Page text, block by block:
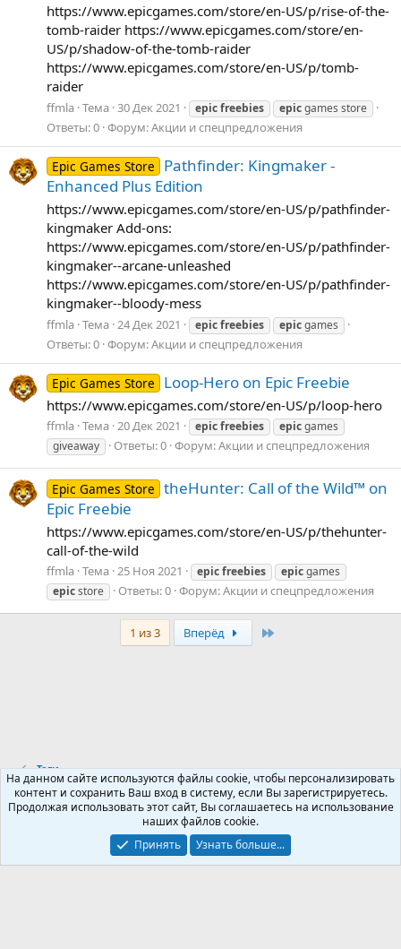
https://www.epicgames.com/store/en-US/p/rise-of-the-
tomb-raider https://www.epicgames.com/store/en-
US/p/shadow-of-the-tomb-raider
https://www.epicgames.com/store/en-US/p/tomb-
raider
ffmla Тема 30 Дек 2021 epicfreebies epicgames store
Ответы: 0 Форум:Акции и спецпредложения
Epic Games Store
Pathfinder: Kingmaker -
Enhanced Plus Edition
https://www.epicgames.com/store/en-US/p/pathfinder-
kingmaker Add-ons:
https://www.epicgames.com/store/en-US/p/pathfinder-
kingmaker--arcane-unleashed
https://www.epicgames.com/store/en-US/p/pathfinder-
kingmaker--bloody-mess
ffmla Тема 24 Дек 2021 epicfreebies epicgames
Ответы: 0 Форум:Акции и спецпредложения
Epic Games Store Loop-Hero on Epic Freebie
https://www.epicgames.com/store/en-US/p/loop-hero
ffmla Тема 20 Дек 2021 epicfreebies epicgames
giveaway
Ответы: 0 Форум:Акции и спецпредложения
Epic Games Store theHunter: Call of the Wild™ on
Epic Freebie
https://www.epicgames.com/store/en-US/p/thehunter-
call-of-the-wild
ffmla Тема 25 Ноя 2021 epicfreebies epicgames
epicstore Ответы: 0 Форум:Акции и спецпредложения
1 из 3 Вперёд
Теги
Russian (RU)
Условия и правила
Политика конфиденциальности
Помощь
На данном сайте используются файлы cookie, чтобы персонализировать
контент и сохранить Ваш вход в систему, если Вы зарегистрируетесь.
Продолжая использовать этот сайт, Вы соглашаетесь на использование
наших файлов cookie.
Принять
Узнать больше...